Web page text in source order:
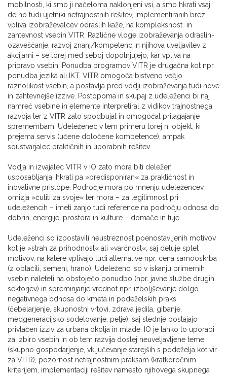
mobilnosti, ki smo ji načeloma naklonjeni vsi, a smo hkrati vsaj
delno tudi ujetniki netrajnostnih rešitev, implementiranih brez
vpliva izobraževalcev odraslih kaže, na kompleksnost in
zahtevnost vsebin VITR. Različne vloge izobraževanja odraslih-
ozaveščanje, razvoj znanj/kompetenc in njihova uveljavitev z
akcijami – se torej med seboj dopolnjujejo, kar vpliva na
pripravo vsebin. Ponudba programov VITR je drugačna kot npr.
ponudba jezika ali IKT. VITR omogoča bistveno večjo
raznolikost vsebin, a postavlja pred vodji izobraževanja tudi nove
in zahtevnejše izzive. Postopoma in skupaj z udeleženci bi naj
namreč vsebine in elemente interpretiral z vidikov trajnostnega
razvoja ter z VITR zato spodbujal in omogočal prilagajanje
spremembam. Udeleženec v tem primeru torej ni objekt, ki
prejema servis (učene določene kompetence), ampak
soustvarjalec praktičnih in uporabnih rešitev.
Vodja in izvajalec VITR v IO zato mora biti deležen
usposabljanja, hkrati pa »predisponiran« za praktičnost in
inovativne pristope. Področje mora po mnenju udeležencev
omizja »čutiti za svoje« ter mora – za legitimnost pri
udeležencih – imeti zanjo tudi reference na področju odnosa do
dobrin, energije, prostora in kulture – domače in tuje.
Udeleženci so izpostavili neustreznost poenostavljenih motivov
kot je »strah za prihodnost« ali »varčnost«, saj deluje splet
motivov, na katere vplivajo tudi alternative npr. cena samooskrba
(z oblačili, semeni, hrano). Udeleženci so v iskanju primernih
vsebin naleteli na obstoječo ponudbo (npr. javne službe drugih
sektorjev) in spreminjanje vrednot npr. izboljševanje dolgo
negativnega odnosa do kmeta in podeželskih praks
(čebelarjenje, skupnostni vrtovi, zdrava jedila, gibanje,
medgeneracijsko sodelovanje, petje), saj slednje postajajo
privlačen izziv za urbana okolja in mlade. IO je lahko to uporabi
za izbiro vsebin in ob tem razvija doslej neuveljavljene teme
(skupno gospodarjenje, vključevanje starejših s podeželja kot vir
za VITR), pozornost netrajnostnim praksam (kratkoročnim
kriterijem, implementaciji rešitev namesto njihovega skupnega